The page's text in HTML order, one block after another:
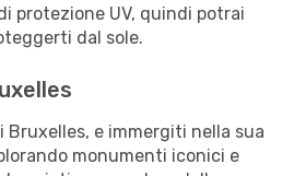
protezione UV, quindi potrai
dal sole.
Bruxelles, e immergiti nella sua
monumenti iconici e